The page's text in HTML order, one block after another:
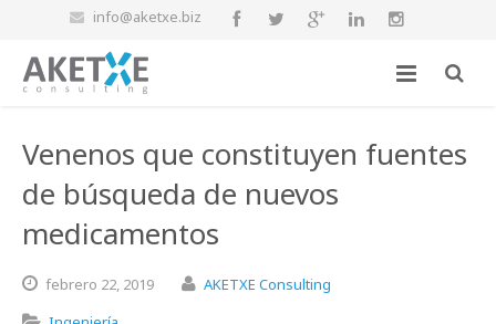
info@aketxe.biz
Venenos que constituyen fuentes
de búsqueda de nuevos
medicamentos
febrero 22, 2019
AKETXE Consulting